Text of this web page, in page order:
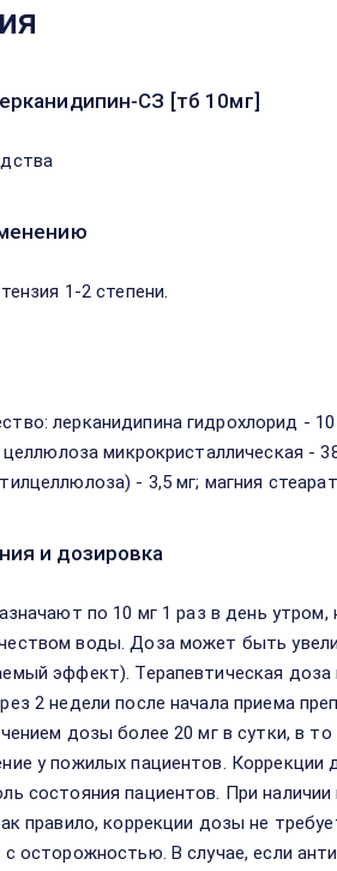
СЗ [тб 10мг]
1-2 степени.
лерканидипина гидрохлорид -
микрокристаллическая -
- 3,5 мг; магния
и дозировка
по 10 мг 1 раз в день
воды. Доза может быть
эффект). Терапевтическая
2 недели после начала приема
дозы более 20 мг в сутки, в
у пожилых пациентов. Коррекции
состояния пациентов. При
правило, коррекции дозы не
осторожностью. В случае, если